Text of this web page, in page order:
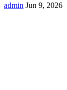
admin Jun 9, 2026